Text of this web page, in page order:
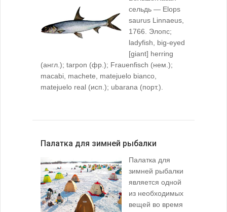
сельдь — Elops
saurus Linnaeus,
1766. Элопс;
ladyfish, big-eyed
[giant] herring
(англ.); tarpon (фр.); Frauenfisch (нем.);
macabi, machete, matejuelo bianco,
matejuelo real (исп.); ubarana (порт.).
Палатка для зимней рыбалки
Палатка для
зимней рыбалки
является одной
из необходимых
вещей во время